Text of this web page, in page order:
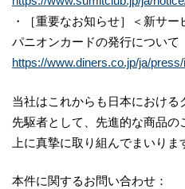
・［重要なお知らせ］＜新サ
パニオンカードの発行について
https://www.diners.co.jp/ja/
当社はこれからも日本におけ
先駆者として、先進的な商品の
上に真摯に取り組んでまいりま
本件に関するお問い合わせ：